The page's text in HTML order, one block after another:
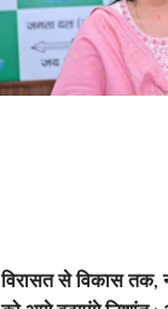
विरासत से विकास तक,